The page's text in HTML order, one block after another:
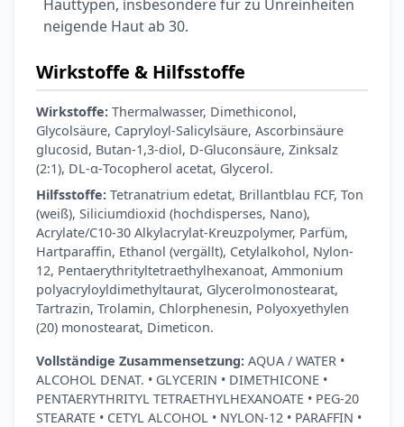
Ohrstöpsel
3,79 € 3,95 €
Softa Swabs
Alkoholtupfer,
100 Stück
3,75 € 4,29 € -13%
ARZNEIMITTEL & GESUNDHEIT
Lefax® extra
Kautabletten
7,69 € 8,09 € -5%
ARZNEIMITTEL & GESUNDHEIT
Hametum
Hämorrhoidensalbe:
Bei Hämorrhoiden
& Juckreiz
12,04 € 12,95 € -7%
Hauttypen, insbesondere für zu Unreinheiten
neigende Haut ab 30.
Wirkstoffe & Hilfsstoffe
Wirkstoffe: Thermalwasser, Dimethiconol,
Glycolsäure, Capryloyl-Salicylsäure, Ascorbinsäure
glucosid, Butan-1,3-diol, D-Gluconsäure, Zinksalz
(2:1), DL-α-Tocopherol acetat, Glycerol.
Hilfsstoffe: Tetranatrium edetat, Brillantblau FCF, Ton
(weiß), Siliciumdioxid (hochdisperses, Nano),
Acrylate/C10-30 Alkylacrylat-Kreuzpolymer, Parfüm,
Hartparaffin, Ethanol (vergällt), Cetylalkohol, Nylon-
12, Pentaerythrityltetraethylhexanoat, Ammonium
polyacryloyldimethyltaurat, Glycerolmonostearat,
Tartrazin, Trolamin, Chlorphenesin, Polyoxyethylen
(20) monostearat, Dimeticon.
Vollständige Zusammensetzung: AQUA / WATER •
ALCOHOL DENAT. • GLYCERIN • DIMETHICONE •
PENTAERYTHRITYL TETRAETHYLHEXANOATE • PEG-20
STEARATE • CETYL ALCOHOL • NYLON-12 • PARAFFIN •